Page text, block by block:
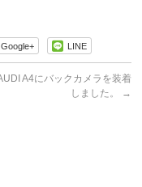
Google+ LINE
A4にバックカメラを装着
しました。
→